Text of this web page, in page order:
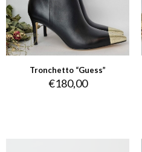
Tronchetto “Guess”
€180,00